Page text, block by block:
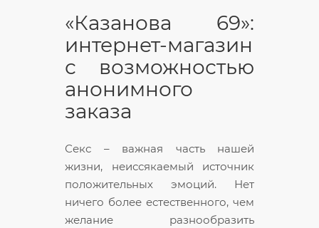
«Казанова 69»:
интернет-магазин
с возможностью
анонимного
заказа
Секс – важная часть нашей
жизни, неиссякаемый источник
положительных эмоций. Нет
ничего более естественного, чем
желание разнообразить